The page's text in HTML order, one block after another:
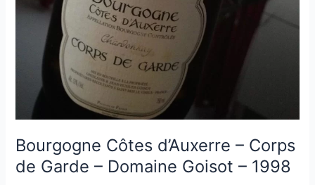
Bourgogne Côtes d’Auxerre – Corps
de Garde – Domaine Goisot – 1998